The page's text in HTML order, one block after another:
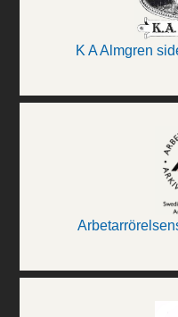
K A Almgren